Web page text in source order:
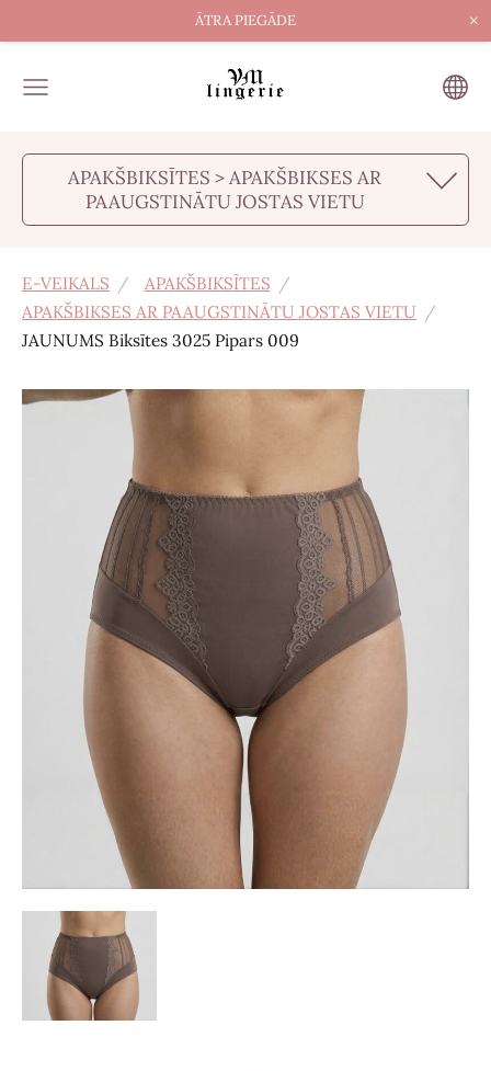
ĀTRA PIEGĀDE ×
APAKŠBIKSĪTES > APAKŠBIKSES AR
PAAUGSTINĀTU JOSTAS VIETU
E-VEIKALS
APAKŠBIKSĪTES
APAKŠBIKSES AR PAAUGSTINĀTU JOSTAS VIETU
JAUNUMS Biksītes 3025 Pipars 009